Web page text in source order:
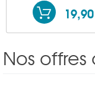
Nos